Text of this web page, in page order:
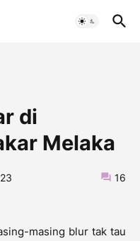
di
Melaka
16
masing blur tak tau